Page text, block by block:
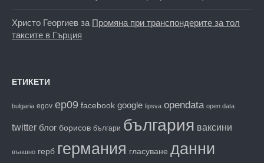
Христо Георгиев за Промяна при транспондерите за тол
таксите в Гърция
ЕТИКЕТИ
bulgaria egov ep09 facebook google lipsva opendata open data
twitter блог борисов българи българия ваксини
външно герб германия гласуване данни